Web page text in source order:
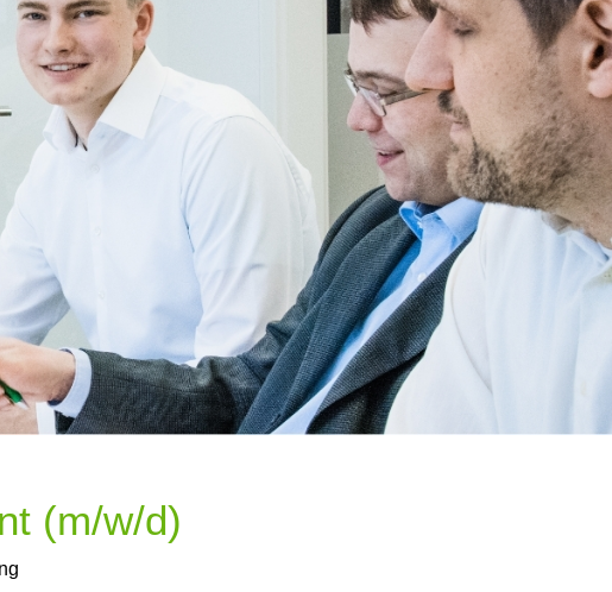
(m/w/d)